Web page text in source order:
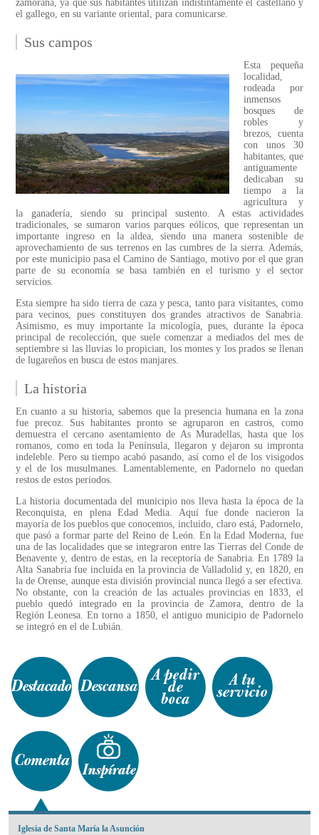
zamorana, ya que sus habitantes utilizan indistintamente el castellano y
el gallego, en su variante oriental, para comunicarse.
Sus campos
Esta pequeña
localidad,
rodeada por
inmensos
bosques de
robles y
brezos, cuenta
con unos 30
habitantes, que
antiguamente
dedicaban su
tiempo a la
agricultura y
la ganadería, siendo su principal sustento. A estas actividades
tradicionales, se sumaron varios parques eólicos, que representan un
importante ingreso en la aldea, siendo una manera sostenible de
aprovechamiento de sus terrenos en las cumbres de la sierra. Además,
por este municipio pasa el Camino de Santiago, motivo por el que gran
parte de su economía se basa también en el turismo y el sector
servicios.
Esta siempre ha sido tierra de caza y pesca, tanto para visitantes, como
para vecinos, pues constituyen dos grandes atractivos de Sanabria.
Asimismo, es muy importante la micología, pues, durante la época
principal de recolección, que suele comenzar a mediados del mes de
septiembre si las lluvias lo propician, los montes y los prados se llenan
de lugareños en busca de estos manjares.
La historia
En cuanto a su historia, sabemos que la presencia humana en la zona
fue precoz. Sus habitantes pronto se agruparon en castros, como
demuestra el cercano asentamiento de As Muradellas, hasta que los
romanos, como en toda la Península, llegaron y dejaron su impronta
indeleble. Pero su tiempo acabó pasando, así como el de los visigodos
y el de los musulmanes. Lamentablemente, en Padornelo no quedan
restos de estos periodos.
La historia documentada del municipio nos lleva hasta la época de la
Reconquista, en plena Edad Media. Aquí fue donde nacieron la
mayoría de los pueblos que conocemos, incluido, claro está, Padornelo,
que pasó a formar parte del Reino de León. En la Edad Moderna, fue
una de las localidades que se integraron entre las Tierras del Conde de
Benavente y, dentro de estas, en la receptoría de Sanabria. En 1789 la
Alta Sanabria fue incluida en la provincia de Valladolid y, en 1820, en
la de Orense, aunque esta división provincial nunca llegó a ser efectiva.
No obstante, con la creación de las actuales provincias en 1833, el
pueblo quedó integrado en la provincia de Zamora, dentro de la
Región Leonesa. En torno a 1850, el antiguo municipio de Padornelo
se integró en el de Lubián.
Iglesia de Santa María la Asunción